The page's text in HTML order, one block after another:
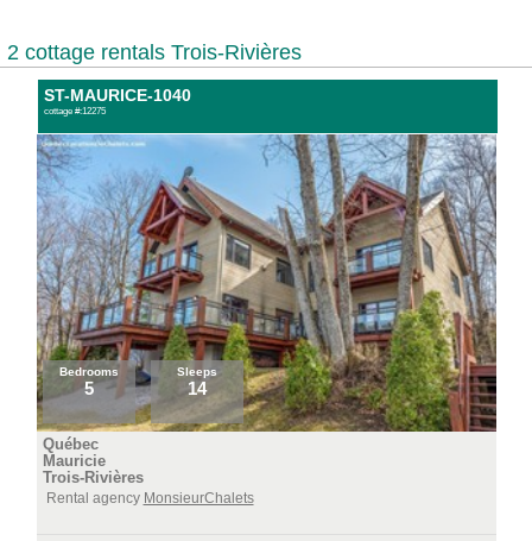
2 cottage rentals Trois-Rivières
ST-MAURICE-1040
cottage #:12275
Bedrooms
5
Sleeps
14
Québec
Mauricie
Trois-Rivières
Rental agency MonsieurChalets